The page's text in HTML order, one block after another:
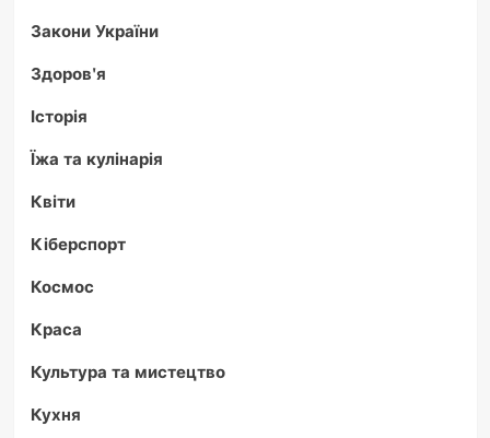
Закони України
Здоров'я
Історія
Їжа та кулінарія
Квіти
Кіберспорт
Космос
Краса
Культура та мистецтво
Кухня